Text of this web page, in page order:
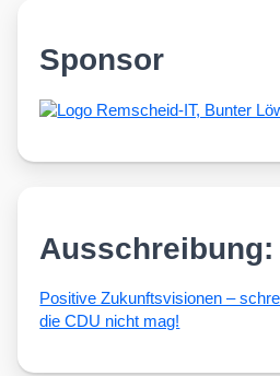
Sponsor
Posi­ti­ve Zukunfts­vi­sio­nen –
die CDU nicht mag!